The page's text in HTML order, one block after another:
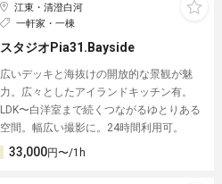
江東・清澄白河
一軒家・一棟
スタジオPia31.Bayside
広いデッキと海抜けの開放的な景観が魅
力。広々としたアイランドキッチン有。
LDK〜白洋室まで続くつながるゆとりある
空間。幅広い撮影に。24時間利用可。
33,000円〜/1h